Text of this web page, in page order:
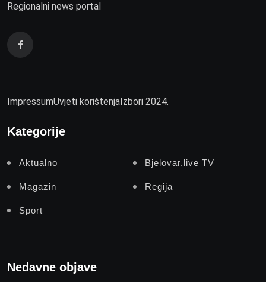
Regionalni news portal
ImpressumUvjeti korištenjaIzbori 2024.
Kategorije
Aktualno Bjelovar.live TV
Magazin Regija
Sport
Nedavne objave